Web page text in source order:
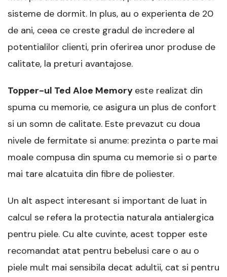
sisteme de dormit. In plus, au o experienta de 20
de ani, ceea ce creste gradul de incredere al
potentialilor clienti, prin oferirea unor produse de
calitate, la preturi avantajose.
Topper-ul Ted Aloe Memory este realizat din
spuma cu memorie, ce asigura un plus de confort
si un somn de calitate. Este prevazut cu doua
nivele de fermitate si anume: prezinta o parte mai
moale compusa din spuma cu memorie si o parte
mai tare alcatuita din fibre de poliester.
Un alt aspect interesant si important de luat in
calcul se refera la protectia naturala antialergica
pentru piele. Cu alte cuvinte, acest topper este
recomandat atat pentru bebelusi care o au o
piele mult mai sensibila decat adultii, cat si pentru